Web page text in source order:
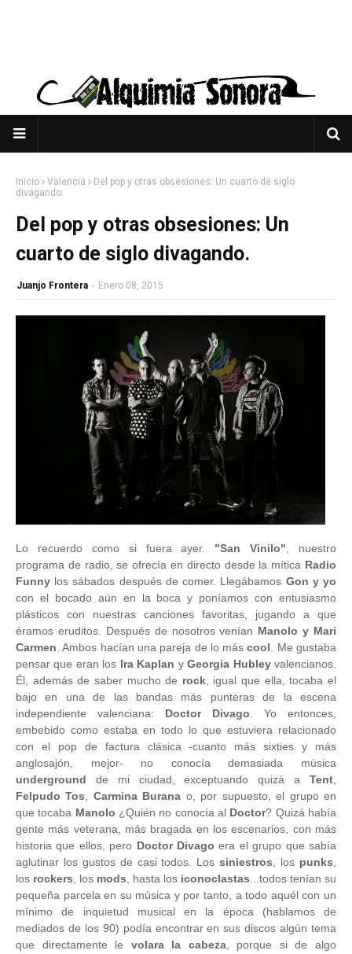
Inicio Valencia
Del pop y otras obsesiones: Un cuarto de siglo
divagando.
Del pop y otras obsesiones: Un
cuarto de siglo divagando.
Juanjo Frontera - Enero 08, 2015
Lo recuerdo como si fuera ayer. "San Vinilo", nuestro
programa de radio, se ofrecía en directo desde la mítica Radio
Funny los sábados después de comer. Llegábamos Gon y yo
con el bocado aún en la boca y poníamos con entusiasmo
plásticos con nuestras canciones favoritas, jugando a que
éramos eruditos. Después de nosotros venían Manolo y Mari
Carmen. Ambos hacían una pareja de lo máscool. Me gustaba
pensar que eran los Ira Kaplan yGeorgia Hubleyvalencianos.
Él, además de saber mucho de rock, igual que ella, tocaba el
bajo en una de las bandas más punteras de la escena
independiente valenciana: Doctor Divago. Yo entonces,
embebido como estaba en todo lo que estuviera relacionado
con el pop de factura clásica -cuanto más sixties y más
anglosajón, mejor- no conocía demasiada música
underground de mi ciudad, exceptuando quizá a Tent,
Felpudo Tos, Carmina Burana o, por supuesto, el grupo en
que tocaba Manolo ¿Quién no conocía al Doctor? Quizá había
gente más veterana, más bragada en los escenarios, con más
historia que ellos, pero Doctor Divago era el grupo que sabía
aglutinar los gustos de casi todos. Lossiniestros, los punks,
los rockers, los mods, hasta los iconoclastas...todos tenían su
pequeña parcela en su música y por tanto, a todo aquél con un
mínimo de inquietud musical en la época (hablamos de
mediados de los 90) podía encontrar en sus discos algún tema
que directamente le volara la cabeza, porque si de algo